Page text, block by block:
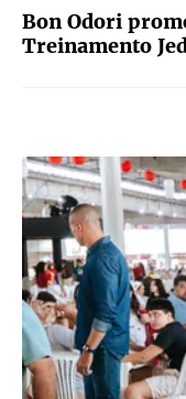
Bon Odori
Treinamento